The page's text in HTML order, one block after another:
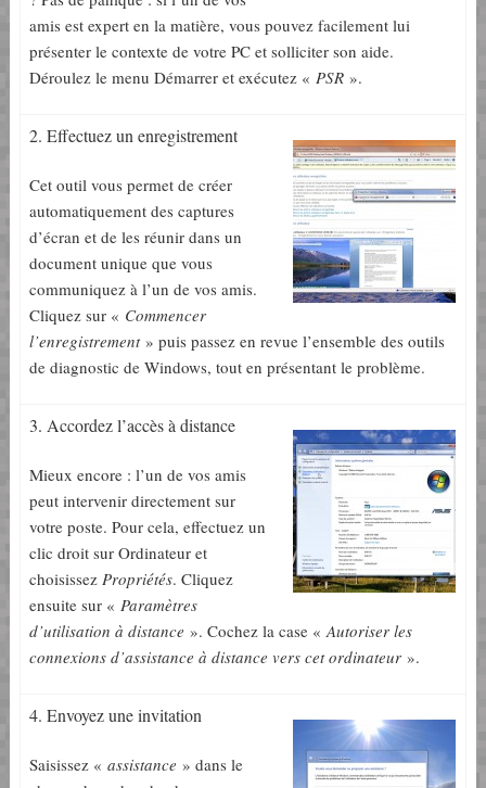
amis est expert en la matière, vous pouvez facilement lui
présenter le contexte de votre PC et solliciter son aide.
Déroulez le menu Démarrer et exécutez « PSR».
2. Effectuez un enregistrement
Cet outil vous permet de créer
automatiquement des captures
d’écran et de les réunir dans un
document unique que vous
communiquez à l’un de vos amis.
Cliquez sur « Commencer
l’enregistrement» puis passez en revue l’ensemble des outils
de diagnostic de Windows, tout en présentant le problème.
3. Accordez l’accès à distance
Mieux encore : l’un de vos amis
peut intervenir directement sur
votre poste. Pour cela, effectuez un
clic droit sur Ordinateur et
choisissez Propriétés. Cliquez
ensuite sur « Paramètres
d’utilisation à distance ». Cochez la case «Autoriser les
connexions d’assistance à distance vers cet ordinateur».
4. Envoyez une invitation
Saisissez « assistance » dans le